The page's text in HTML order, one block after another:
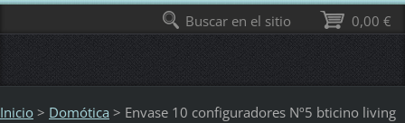
Inicio > Domótica > Envase 10 configuradores Nº5 bticino living
0,00 €
Buscar en el sitio